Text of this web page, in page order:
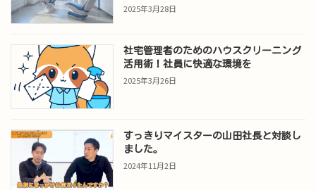
2025年3月28日
社宅管理者のためのハウスクリーニング
活用術！社員に快適な環境を
2025年3月26日
すっきりマイスターの山田社長と対談し
ました。
2024年11月2日